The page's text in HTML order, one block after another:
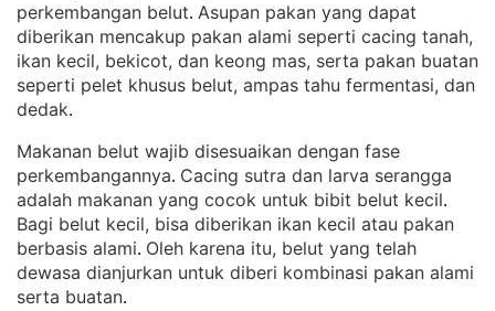
perkembangan belut. Asupan pakan yang dapat
diberikan mencakup pakan alami seperti cacing tanah,
ikan kecil, bekicot, dan keong mas, serta pakan buatan
seperti pelet khusus belut, ampas tahu fermentasi, dan
dedak.
Makanan belut wajib disesuaikan dengan fase
perkembangannya. Cacing sutra dan larva serangga
adalah makanan yang cocok untuk bibit belut kecil
Bagi belut kecil, bisa diberikan ikan kecil atau pakan
berbasis alami. Oleh karena itu, belut yang telah
dewasa dianjurkan untuk diberi kombinasi pakan alami
serta buatan.